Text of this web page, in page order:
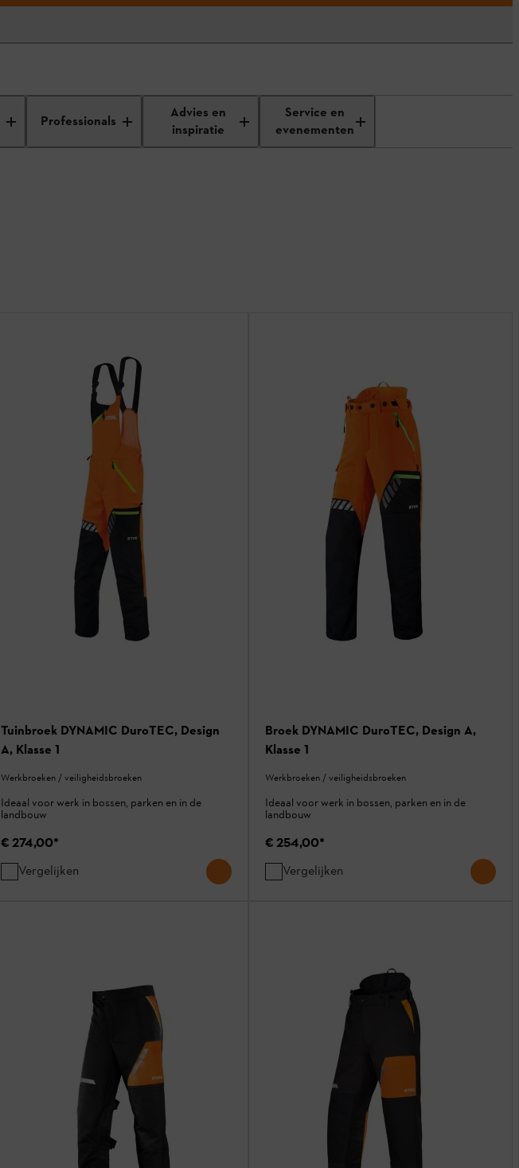
Professionals
Advies en
inspiratie
Service en
evenementen
Tuinbroek DYNAMIC DuroTEC, Design
A, Klasse 1
Werkbroeken / veiligheidsbroeken
Ideaal voor werk in bossen, parken en in de
landbouw
€ 274,00*
Vergelijken
Broek DYNAMIC DuroTEC, Design A,
Klasse 1
Werkbroeken / veiligheidsbroeken
Ideaal voor werk in bossen, parken en in de
landbouw
€ 254,00*
Vergelijken